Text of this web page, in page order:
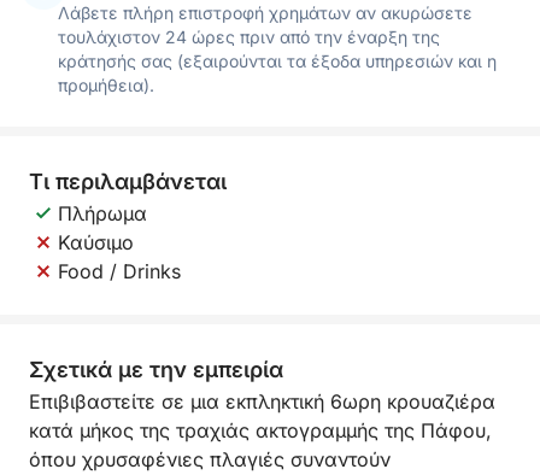
Λάβετε πλήρη επιστροφή χρημάτων αν ακυρώσετε
τουλάχιστον 24 ώρες πριν από την έναρξη της
κράτησής σας (εξαιρούνται τα έξοδα υπηρεσιών και η
προμήθεια).
Τι περιλαμβάνεται
Πλήρωμα
Καύσιμο
Food / Drinks
Σχετικά με την εμπειρία
Επιβιβαστείτε σε μια εκπληκτική 6ωρη κρουαζιέρα
κατά μήκος της τραχιάς ακτογραμμής της Πάφου,
όπου χρυσαφένιες πλαγιές συναντούν